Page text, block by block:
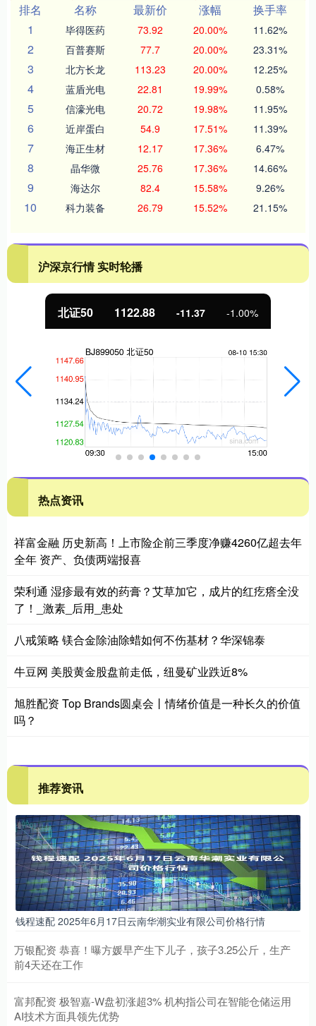
排名
名称 最新价 涨幅
换手率
1
毕得医药 73.92 20.00% 11.62%
2 百普赛斯 77.7 20.00% 23.31%
3 北方长龙 113.23 20.00% 12.25%
4 蓝盾光电 22.81 19.99% 0.58%
5 信濠光电 20.72 19.98% 11.95%
6 近岸蛋白 54.9 17.51% 11.39%
7 海正生材 12.17 17.36% 6.47%
8 晶华微 25.76 17.36% 14.66%
9 海达尔 82.4 15.58% 9.26%
10 科力装备 26.79 15.52% 21.15%
沪深京行情 实时轮播
北证50 1122.88 -11.37 -1.00%
热点资讯
祥富金融 历史新高！上市险企前三季度净赚4260亿超去年
全年 资产、负债两端报喜
荣利通 湿疹最有效的药膏？艾草加它，成片的红疙瘩全没
了！_激素_后用_患处
八戒策略 镁合金除油除蜡如何不伤基材？华深锦泰
牛豆网 美股黄金股盘前走低，纽曼矿业跌近8%
旭胜配资 Top Brands圆桌会丨情绪价值是一种长久的价值
吗？
推荐资讯
钱程速配 2025年6月17日云南华潮实业有限公司价格行情
万银配资 恭喜！曝方媛早产生下儿子，孩子3.25公斤，生产
前4天还在工作
富邦配资 极智嘉-W盘初涨超3% 机构指公司在智能仓储运用
AI技术方面具领先优势